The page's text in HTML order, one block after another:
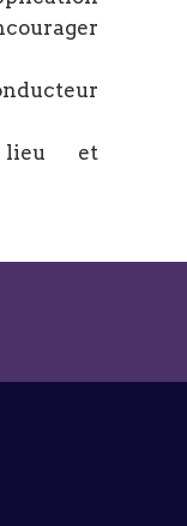
lieu et